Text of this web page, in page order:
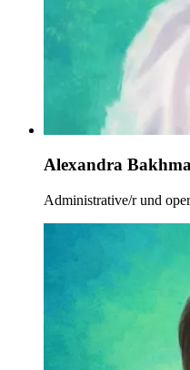
Alexandra
Administrative/r und